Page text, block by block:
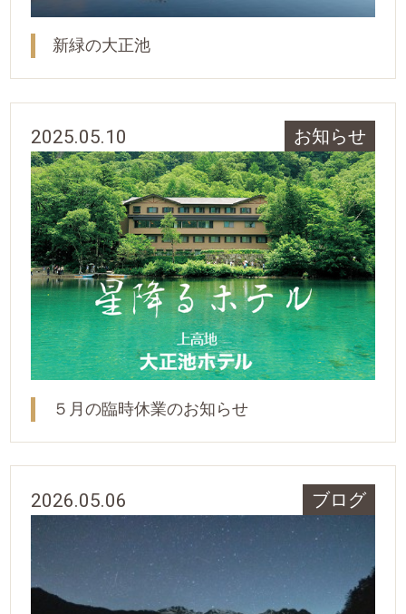
新緑の大正池
2025.05.10 お知らせ
５月の臨時休業のお知らせ
2026.05.06 ブログ